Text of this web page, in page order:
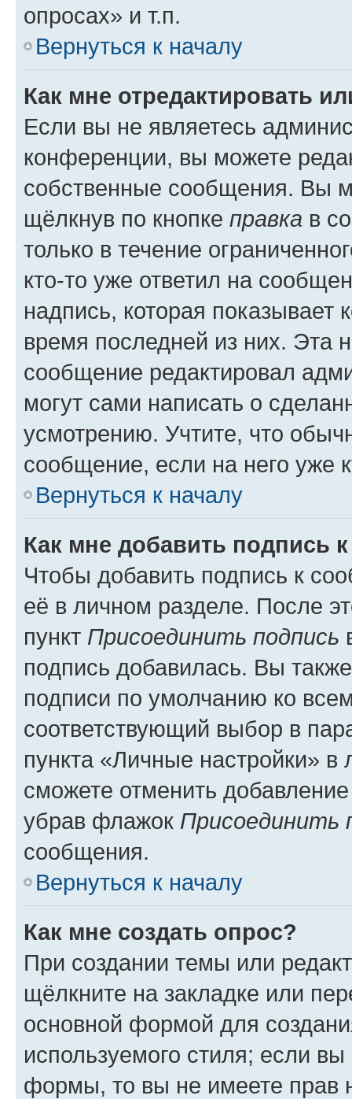
опросах» и т.п.
Вернуться к началу
Как мне отредактировать
Если вы не являетесь
конференции, вы можете
собственные сообщения. Вы
щёлкнув по кнопке правка в
только в течение
кто-то уже ответил на
надпись, которая показывает
время последней из них. Эта
сообщение редактировал
могут сами написать о
усмотрению. Учтите, что
сообщение, если на него уже
Вернуться к началу
Как мне добавить подпись
Чтобы добавить подпись к
её в личном разделе. После
пункт Присоединить подпись
подпись добавилась. Вы
подписи по умолчанию ко
соответствующий выбор в
пункта «Личные настройки»
сможете отменить
убрав флажок Присоединить
сообщения.
Вернуться к началу
Как мне создать опрос?
При создании темы или
щёлкните на закладке или
основной формой для
используемого стиля; если
формы, то вы не имеете прав